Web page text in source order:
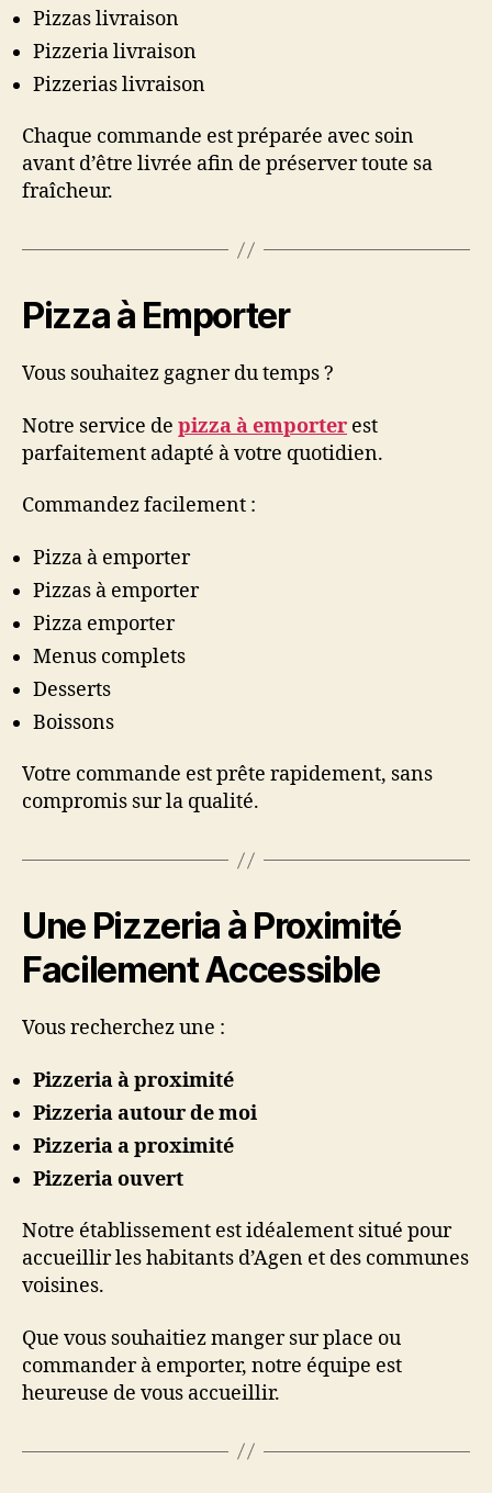
Pizzas livraison
Pizzeria livraison
Pizzerias livraison
Chaque commande est préparée avec soin
avant d’être livrée afin de préserver toute sa
fraîcheur.
Pizza à Emporter
Vous souhaitez gagner du temps ?
Notre service de pizza à emporter est
parfaitement adapté à votre quotidien.
Commandez facilement :
Pizza à emporter
Pizzas à emporter
Pizza emporter
Menus complets
Desserts
Boissons
Votre commande est prête rapidement, sans
compromis sur la qualité.
Une Pizzeria à Proximité
Facilement Accessible
Vous recherchez une :
Pizzeria à proximité
Pizzeria autour de moi
Pizzeria a proximité
Pizzeria ouvert
Notre établissement est idéalement situé pour
accueillir les habitants d’Agen et des communes
voisines.
Que vous souhaitiez manger sur place ou
commander à emporter, notre équipe est
heureuse de vous accueillir.